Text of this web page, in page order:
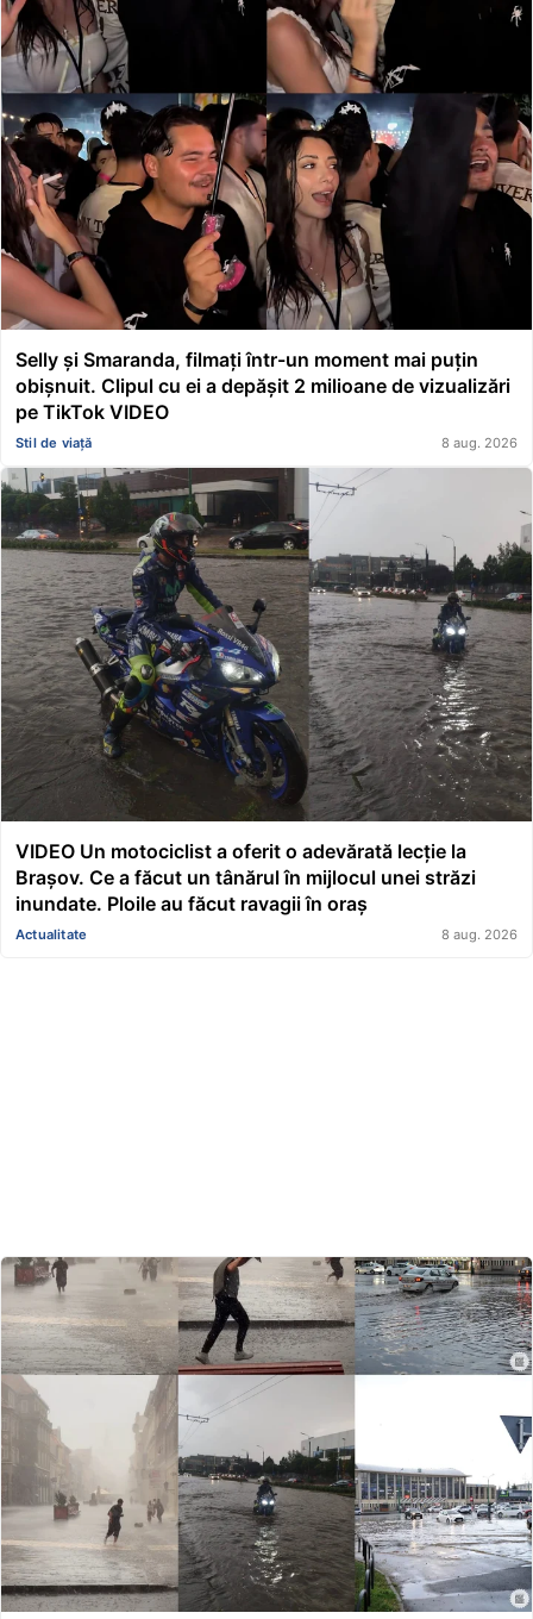
Selly și Smaranda, filmați într-un moment mai puțin
obișnuit. Clipul cu ei a depășit 2 milioane de vizualizări
pe TikTok VIDEO
Stil de viață 8 aug. 2026
VIDEO Un motociclist a oferit o adevărată lecție la
Brașov. Ce a făcut un tânărul în mijlocul unei străzi
inundate. Ploile au făcut ravagii în oraș
Actualitate 8 aug. 2026